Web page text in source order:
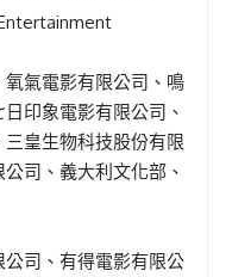
氣電影有限公司、鳴
印象電影有限公司、
皇生物科技股份有限
司、義大利文化部、
司、有得電影有限公